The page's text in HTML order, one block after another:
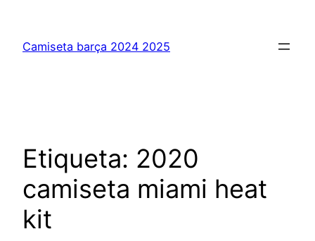
contenido
Camiseta barça 2024 2025
Etiqueta: 2020
camiseta miami heat
kit